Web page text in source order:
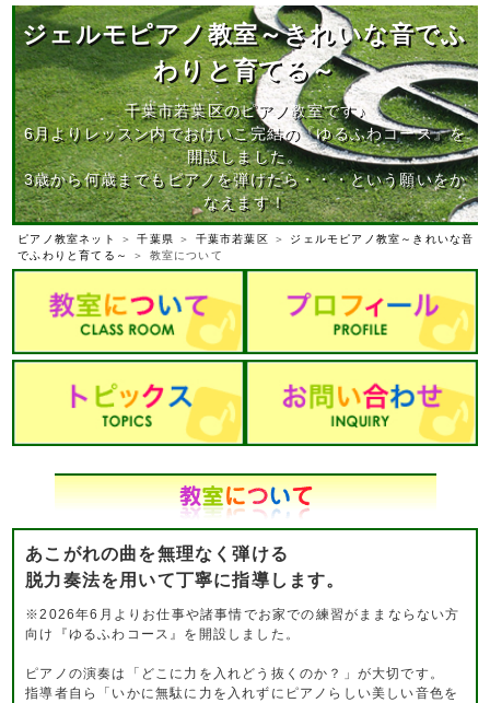
ジェルモピアノ教室～きれいな音でふ
わりと育てる～
千葉市若葉区のピアノ教室です♪
6月よりレッスン内でおけいこ完結の『ゆるふわコース』を
開設しました。
3歳から何歳までもピアノを弾けたら・・・という願いをか
なえます！
ピアノ教室ネット ＞千葉県 ＞ 千葉市若葉区 ＞ ジェルモピアノ教室～きれいな音
でふわりと育てる～
＞ 教室について
あこがれの曲を無理なく弾ける
脱力奏法を用いて丁寧に指導します。
※2026年6月よりお仕事や諸事情でお家での練習がままならない方
向け『ゆるふわコース』を開設しました。
ピアノの演奏は「どこに力を入れどう抜くのか？」が大切です。
指導者自ら「いかに無駄に力を入れずにピアノらしい美しい音色を